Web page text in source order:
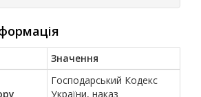
Значення
Господарський Кодекс
України, наказ